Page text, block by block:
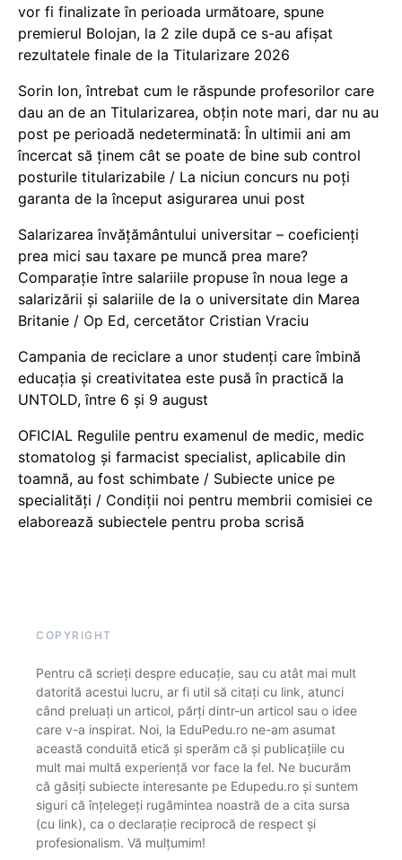
vor fi finalizate în perioada următoare, spune
premierul Bolojan, la 2 zile după ce s-au afișat
rezultatele finale de la Titularizare 2026
Sorin Ion, întrebat cum le răspunde profesorilor care
dau an de an Titularizarea, obțin note mari, dar nu au
post pe perioadă nedeterminată: În ultimii ani am
încercat să ținem cât se poate de bine sub control
posturile titularizabile / La niciun concurs nu poți
garanta de la început asigurarea unui post
Salarizarea învățământului universitar – coeficienți
prea mici sau taxare pe muncă prea mare?
Comparație între salariile propuse în noua lege a
salarizării și salariile de la o universitate din Marea
Britanie / Op Ed, cercetător Cristian Vraciu
Campania de reciclare a unor studenți care îmbină
educația și creativitatea este pusă în practică la
UNTOLD, între 6 și 9 august
OFICIAL Regulile pentru examenul de medic, medic
stomatolog și farmacist specialist, aplicabile din
toamnă, au fost schimbate / Subiecte unice pe
specialități / Condiții noi pentru membrii comisiei ce
elaborează subiectele pentru proba scrisă
COPYRIGHT
Pentru că scrieți despre educație, sau cu atât mai mult
datorită acestui lucru, ar fi util să citați cu link, atunci
când preluați un articol, părți dintr-un articol sau o idee
care v-a inspirat. Noi, la EduPedu.ro ne-am asumat
această conduită etică și sperăm că și publicațiile cu
mult mai multă experiență vor face la fel. Ne bucurăm
că găsiți subiecte interesante pe Edupedu.ro și suntem
siguri că înțelegeți rugămintea noastră de a cita sursa
(cu link), ca o declarație reciprocă de respect și
profesionalism. Vă mulțumim!